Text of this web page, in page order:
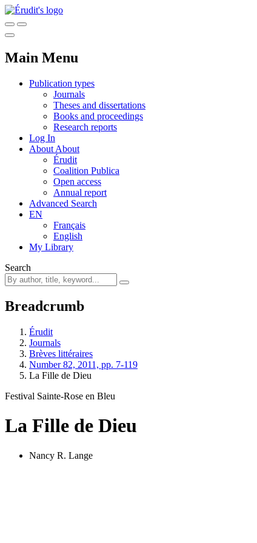
Main Menu
Publication types
Journals
Theses and dissertations
Books and proceedings
Research reports
Log In
About About
Érudit
Coalition Publica
Open access
Annual report
Advanced Search
EN
Français
English
My Library
Search
Breadcrumb
Érudit
Journals
Brèves littéraires
Number 82, 2011, pp. 7-119
La Fille de Dieu
Festival Sainte-Rose en Bleu
La Fille de Dieu
Nancy R. Lange